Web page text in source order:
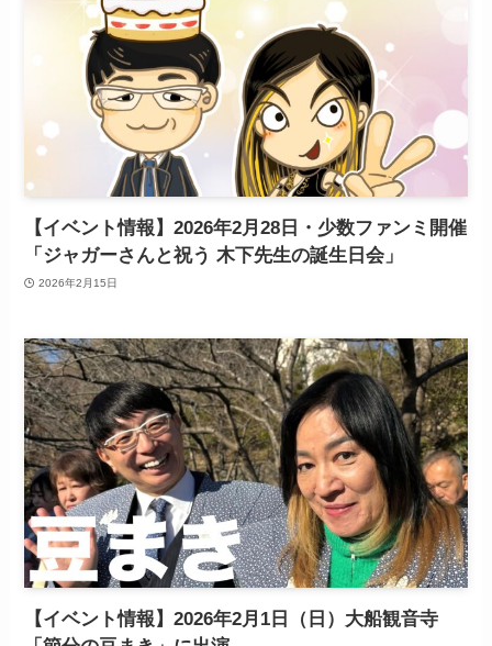
【イベント情報】2026年2月28日・少数ファンミ開催
「ジャガーさんと祝う 木下先生の誕生日会」
2026年2月15日
【イベント情報】2026年2月1日（日）大船観音寺